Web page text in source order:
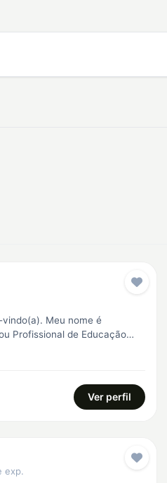
Meu nome é
Profissional de Educação
Ver perfil
exp.